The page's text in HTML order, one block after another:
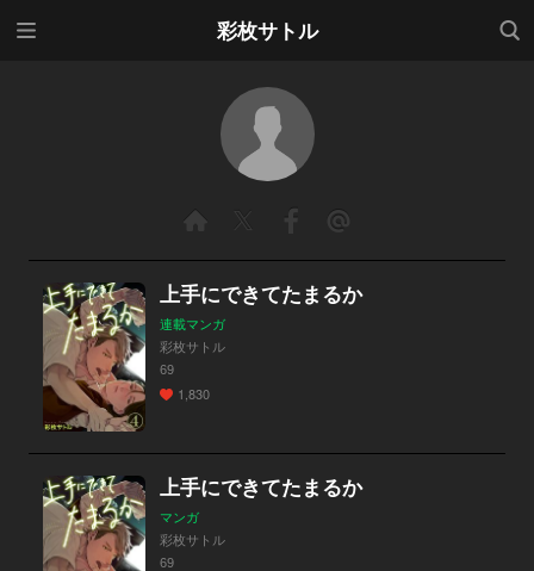
彩枚サトル
検索
上手にできてたまるか
連載マンガ
彩枚サトル
69
1,830
上手にできてたまるか
マンガ
彩枚サトル
69